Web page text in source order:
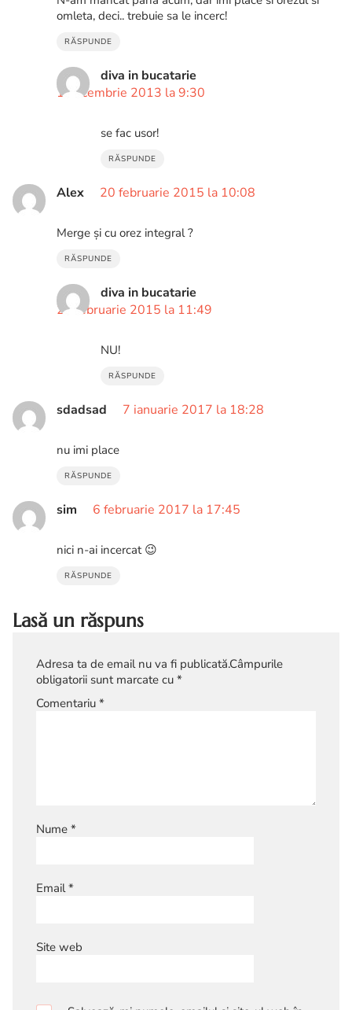
omleta, deci.. trebuie sa le incerc!
RĂSPUNDE
diva in bucatarie
1 decembrie 2013 la 9:30
se fac usor!
RĂSPUNDE
Alex 20 februarie 2015 la 10:08
Merge și cu orez integral ?
RĂSPUNDE
diva in bucatarie
20 februarie 2015 la 11:49
NU!
RĂSPUNDE
sdadsad 7 ianuarie 2017 la 18:28
nu imi place
RĂSPUNDE
sim 6 februarie 2017 la 17:45
nici n-ai incercat 😉
RĂSPUNDE
Lasă un răspuns
Adresa ta de email nu va fi publicată.Câmpurile
obligatorii sunt marcate cu *
Comentariu *
Nume *
Email*
Site web